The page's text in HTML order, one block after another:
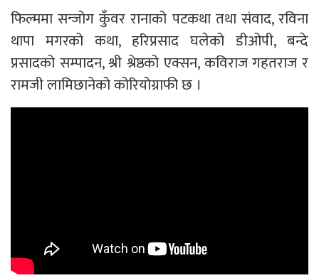
फिल्ममा सन्जोग कुँवर रानाको पटकथा तथा संवाद, रविना
थापा मगरको कथा, हरिप्रसाद घलेको डीओपी, बन्दे
प्रसादको सम्पादन, श्री श्रेष्ठको एक्सन, कविराज गहतराज र
रामजी लामिछानेको कोरियोग्राफी छ ।